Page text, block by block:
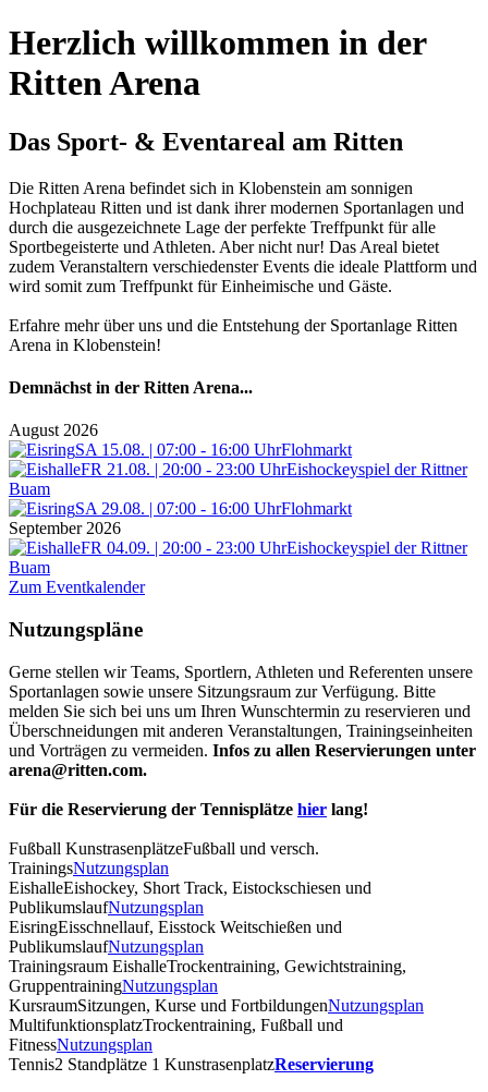
Herzlich willkommen in der
Ritten Arena
Das Sport- & Eventareal am Ritten
Die Ritten Arena befindet sich in Klobenstein am sonnigen
Hochplateau Ritten und ist dank ihrer modernen Sportanlagen und
durch die ausgezeichnete Lage der perfekte Treffpunkt für alle
Sportbegeisterte und Athleten. Aber nicht nur! Das Areal bietet
zudem Veranstaltern verschiedenster Events die ideale Plattform und
wird somit zum Treffpunkt für Einheimische und Gäste.
Erfahre mehr über uns und die Entstehung der Sportanlage Ritten
Arena in Klobenstein!
Demnächst in der Ritten Arena...
August 2026
SA 15.08. | 07:00 - 16:00 UhrFlohmarkt
FR 21.08. | 20:00 - 23:00 UhrEishockeyspiel der Rittner
Buam
SA 29.08. | 07:00 - 16:00 UhrFlohmarkt
September 2026
FR 04.09. | 20:00 - 23:00 UhrEishockeyspiel der Rittner
Buam
Zum Eventkalender
Nutzungspläne
Gerne stellen wir Teams, Sportlern, Athleten und Referenten unsere
Sportanlagen sowie unsere Sitzungsraum zur Verfügung. Bitte
melden Sie sich bei uns um Ihren Wunschtermin zu reservieren und
Überschneidungen mit anderen Veranstaltungen, Trainingseinheiten
und Vorträgen zu vermeiden. Infos zu allen Reservierungen unter
arena@ritten.com.
Für die Reservierung der Tennisplätze hier lang!
Fußball KunstrasenplätzeFußball und versch.
TrainingsNutzungsplan
EishalleEishockey, Short Track, Eistockschiesen und
PublikumslaufNutzungsplan
EisringEisschnellauf, Eisstock Weitschießen und
PublikumslaufNutzungsplan
Trainingsraum EishalleTrockentraining, Gewichtstraining,
GruppentrainingNutzungsplan
KursraumSitzungen, Kurse und FortbildungenNutzungsplan
MultifunktionsplatzTrockentraining, Fußball und
FitnessNutzungsplan
Tennis2 Standplätze 1 KunstrasenplatzReservierung